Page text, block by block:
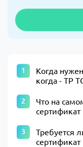
Когда
когда - ТР
Что на
Требуется